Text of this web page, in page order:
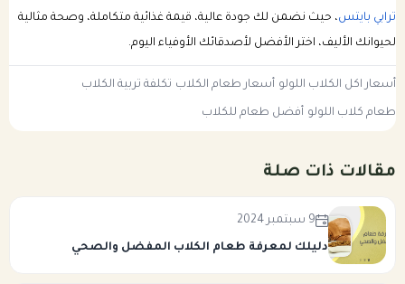
ترابي بايتس، حيث نضمن لك جودة عالية، قيمة غذائية متكاملة، وصحة مثالية
لحيوانك الأليف، اختر الأفضل لأصدقائك الأوفياء اليوم.
أسعار اكل الكلاب اللولو أسعار طعام الكلاب تكلفة تربية الكلاب
طعام كلاب اللولو أفضل طعام للكلاب
مقالات ذات صلة
9 سبتمبر 2024
دليلك لمعرفة طعام الكلاب المفضل والصحي